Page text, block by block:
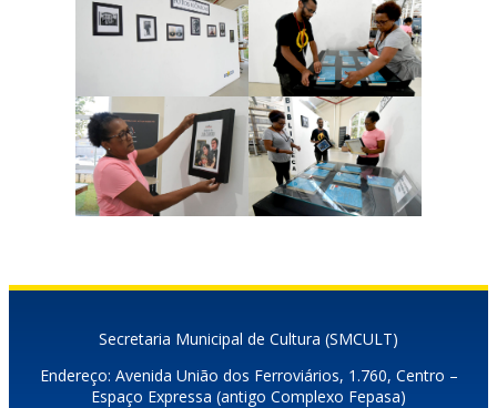
Secretaria Municipal de Cultura (SMCULT)
Endereço: Avenida União dos Ferroviários, 1.760, Centro –
Espaço Expressa (antigo Complexo Fepasa)